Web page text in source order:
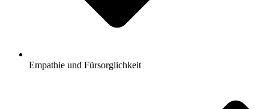
Empathie und Fürsorglichkeit